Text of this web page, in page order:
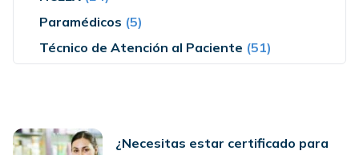
Paramédicos (5)
Técnico de Atención al Paciente (51)
¿Necesitas estar certificado para